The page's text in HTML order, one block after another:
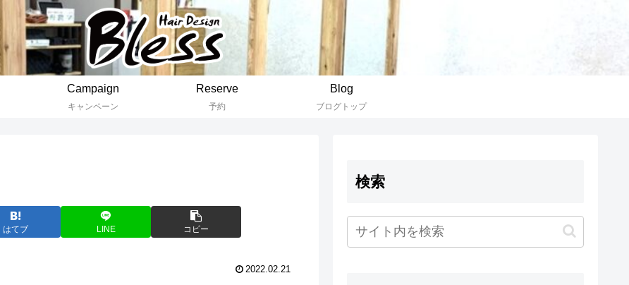
Campaign
キャンペーン
Reserve
予約
Blog
ブログトップ
はてブ LINE コピー
2022.02.21
検索